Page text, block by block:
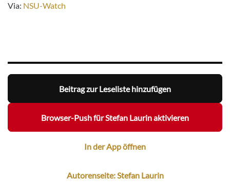
Via: NSU-Watch
Beitrag zur Leseliste hinzufügen
Browser-Push für Stefan Laurin aktivieren
In der App öffnen
Autorenseite: Stefan Laurin